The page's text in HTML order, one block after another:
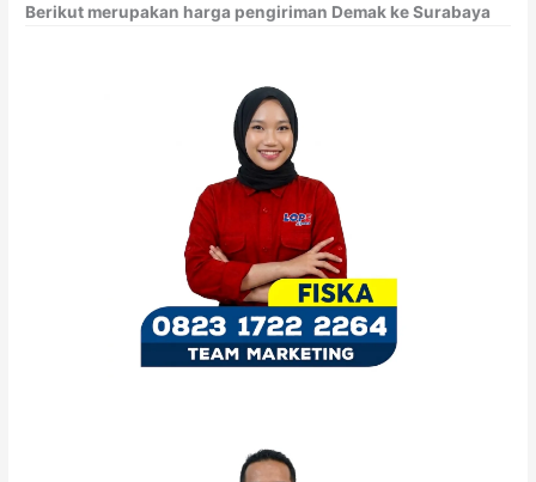
Berikut merupakan harga pengiriman Demak ke Surabaya